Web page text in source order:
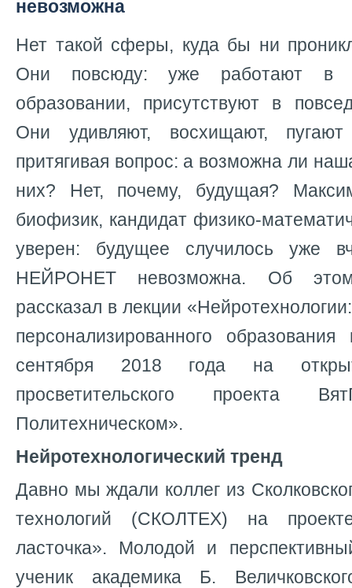
невозможна
Нет такой сферы, куда бы ни
Они повсюду: уже работают в
образовании, присутствуют в
Они удивляют, восхищают,
притягивая вопрос: а возможна ли
них? Нет, почему, будущая?
биофизик, кандидат физико-
уверен: будущее случилось уже
НЕЙРОНЕТ невозможна. Об
рассказал в лекции
персонализированного
сентября 2018 года на
просветительского проекта
Политехническом».
Нейротехнологический тренд
Давно мы ждали коллег из
технологий (СКОЛТЕХ) на
ласточка». Молодой и
ученик академика Б.